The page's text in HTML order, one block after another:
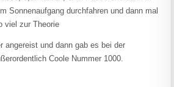
Sonnenaufgang durchfahren und dann mal
viel zur Theorie
angereist und dann gab es bei der
Coole Nummer 1000.